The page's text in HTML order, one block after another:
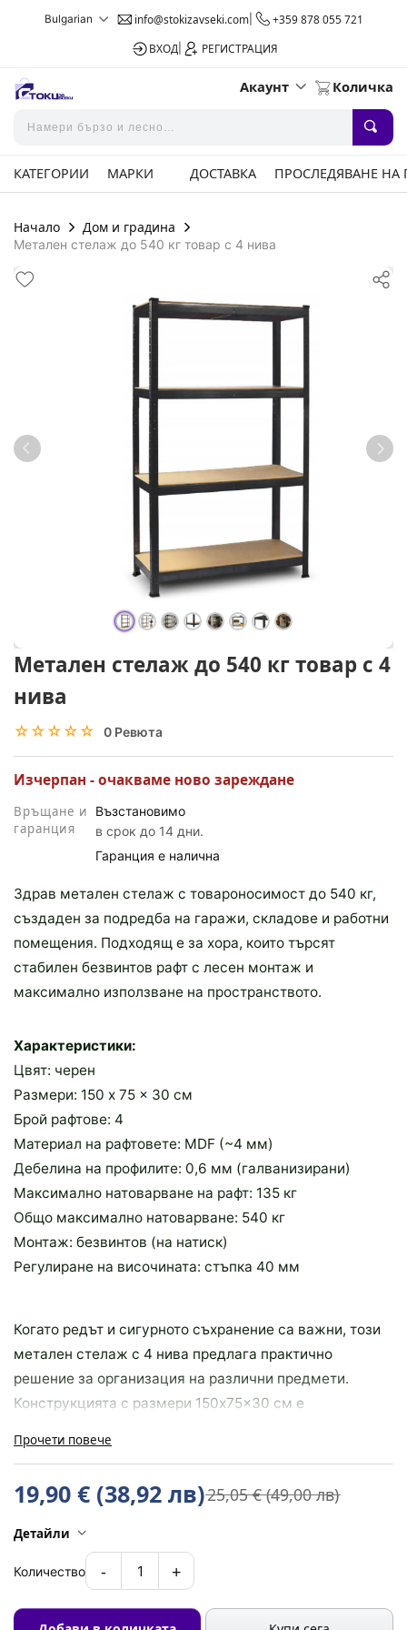
Bulgarian info@stokizavseki.com|
+359 878 055 721
ВХОД
РЕГИСТРАЦИЯ
Акаунт Количка
КАТЕГОРИИ МАРКИ ДОСТАВКА ПРОСЛЕДЯВАНЕ НА
Начало Дом и градина
Метален стелаж до 540 кг товар с 4 нива
Метален стелаж до 540 кг товар с 4
нива
☆☆☆☆☆
★★★★★ 0 Ревюта
Изчерпан - очакваме ново зареждане
Връщане и
гаранция
Възстановимо
в срок до 14 дни.
Гаранция е налична
Здрав метален стелаж с товароносимост до 540 кг,
създаден за подредба на гаражи, складове и работни
помещения. Подходящ е за хора, които търсят
стабилен безвинтов рафт с лесен монтаж и
максимално използване на пространството.
Характеристики:
Цвят: черен
Размери: 150 x 75 x 30 см
Брой рафтове: 4
Материал на рафтовете: MDF (~4 мм)
Дебелина на профилите: 0,6 мм (галванизирани)
Максимално натоварване на рафт: 135 кг
Общо максимално натоварване: 540 кг
Монтаж: безвинтов (на натиск)
Регулиране на височината: стъпка 40 мм
Когато редът и сигурното съхранение са важни, този
метален стелаж с 4 нива предлага практично
решение за организация на различни предмети.
Конструкцията с размери 150x75x30 см е
вертикалното пространство, като осигурява удобен
оборудване.
Безвинтовият монтаж позволява бързо сглобяване
без нужда от специализирани инструменти, което
прави стелажа отличен избор за домашни гаражи,
Прочети повече
19,90 € (38,92 лв)25,05 € (49,00 лв)
Детайли
Количество - 1 +